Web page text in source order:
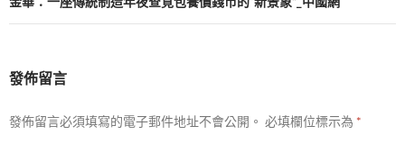
發佈留言
發佈留言必須填寫的電子郵件地址不會公開。 必填欄位標示為 *